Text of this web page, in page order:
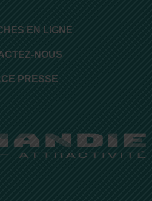
EN LIGNE
NOUS
PRESSE